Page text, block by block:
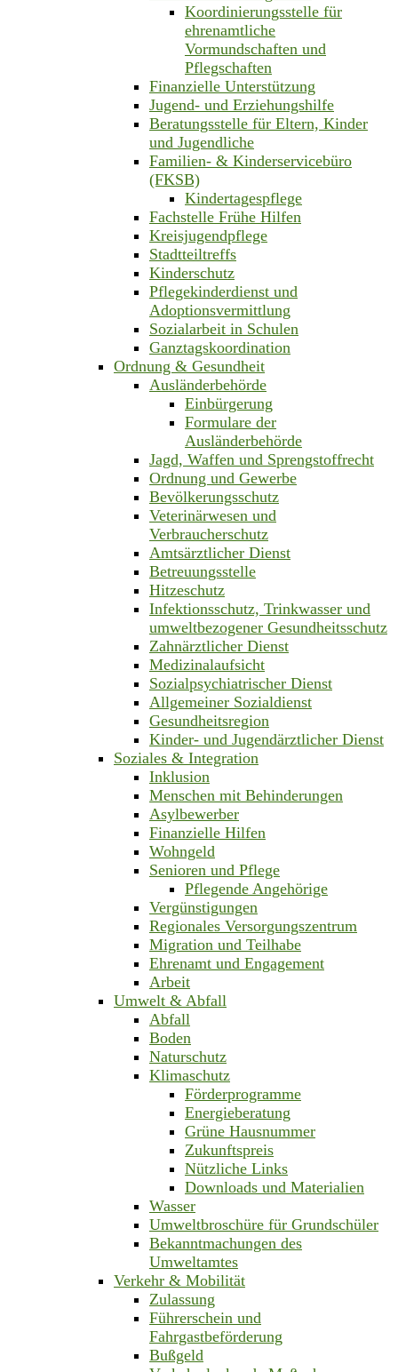
Koordinierungsstelle für
ehrenamtliche
Vormundschaften und
Pflegschaften
Finanzielle Unterstützung
Jugend- und Erziehungshilfe
Beratungsstelle für Eltern, Kinder
und Jugendliche
Familien- & Kinderservicebüro
(FKSB)
Kindertagespflege
Fachstelle Frühe Hilfen
Kreisjugendpflege
Stadtteiltreffs
Kinderschutz
Pflegekinderdienst und
Adoptionsvermittlung
Sozialarbeit in Schulen
Ganztagskoordination
Ordnung & Gesundheit
Ausländerbehörde
Einbürgerung
Formulare der
Ausländerbehörde
Jagd, Waffen und Sprengstoffrecht
Ordnung und Gewerbe
Bevölkerungsschutz
Veterinärwesen und
Verbraucherschutz
Amtsärztlicher Dienst
Betreuungsstelle
Hitzeschutz
Infektionsschutz, Trinkwasser und
umweltbezogener Gesundheitsschutz
Zahnärztlicher Dienst
Medizinalaufsicht
Sozialpsychiatrischer Dienst
Allgemeiner Sozialdienst
Gesundheitsregion
Kinder- und Jugendärztlicher Dienst
Soziales & Integration
Inklusion
Menschen mit Behinderungen
Asylbewerber
Finanzielle Hilfen
Wohngeld
Senioren und Pflege
Pflegende Angehörige
Vergünstigungen
Regionales Versorgungszentrum
Migration und Teilhabe
Ehrenamt und Engagement
Arbeit
Umwelt & Abfall
Abfall
Boden
Naturschutz
Klimaschutz
Förderprogramme
Energieberatung
Grüne Hausnummer
Zukunftspreis
Nützliche Links
Downloads und Materialien
Wasser
Umweltbroschüre für Grundschüler
Bekanntmachungen des
Umweltamtes
Verkehr & Mobilität
Zulassung
Führerschein und
Fahrgastbeförderung
Bußgeld